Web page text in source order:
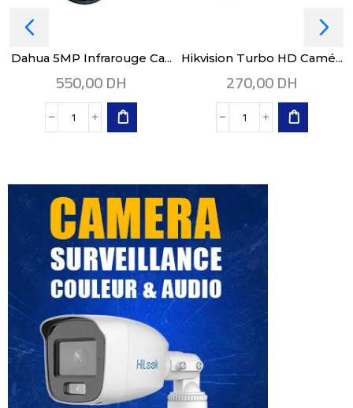
Dahua 5MP Infrarouge Ca...
550,00DH
Hikvision Turbo HD Camé...
270,00DH